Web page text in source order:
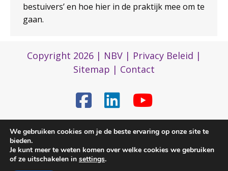
bestuivers’ en hoe hier in de praktijk mee om te
gaan.
Copyright 2026 | NBV | Privacy Beleid |
Sitemap | Contact
(0)317 422 422
We gebruiken cookies om je de beste ervaring op onze site te
bieden.
Je kunt meer te weten komen over welke cookies we gebruiken
of ze uitschakelen in settings.